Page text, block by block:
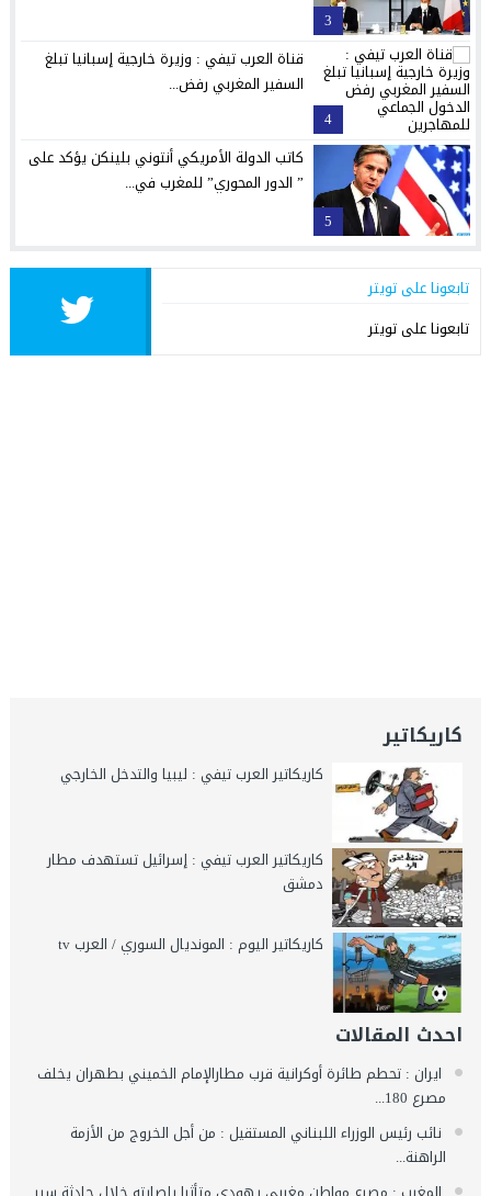
3
4
قناة العرب تيفي : وزيرة خارجية إسبانيا تبلغ
السفير المغربي رفض...
5
كاتب الدولة الأمريكي أنتوني بلينكن يؤكد على
” الدور المحوري” للمغرب في...
تابعونا على تويتر
تابعونا على تويتر
كاريكاتير
كاريكاتير العرب تيفي : ليبيا والتدخل الخارجي
كاريكاتير العرب تيفي : إسرائيل تستهدف مطار
دمشق
كاريكاتير اليوم : المونديال السوري / العرب tv
احدث المقالات
ايران : تحطم طائرة أوكرانية قرب مطارالإمام الخميني بطهران يخلف
مصرع 180...
نائب رئيس الوزراء اللبناني المستقيل : من أجل الخروج من الأزمة
الراهنة...